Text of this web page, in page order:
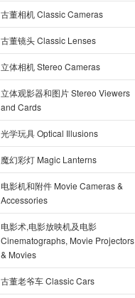
古董相机 Classic Cameras
古董镜头 Classic Lenses
立体相机 Stereo Cameras
立体观影器和图片 Stereo Viewers
and Cards
光学玩具 Optical Illusions
魔幻彩灯 Magic Lanterns
电影机和附件 Movie Cameras &
Accessories
电影术,电影放映机及电影
Cinematographs, Movie Projectors
& Movies
古董老爷车 Classic Cars